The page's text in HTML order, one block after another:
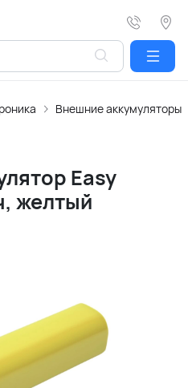
Внешние аккумуляторы
Easy
желтый